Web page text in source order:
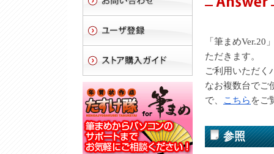
「筆まめ
ただきます。
ご利用いただく
なお複数台でご
で、
こちら をご
参照